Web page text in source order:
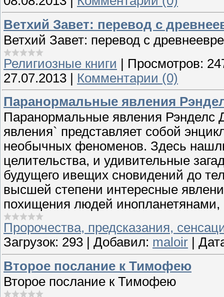
Ветхий Завет: перевод с
Ветхий Завет: перевод с
Религиозные книги | Просмотров:
27.07.2013 | Комментарии (0)
Паранормальные явления
Паранормальные явления
явления` представляет собой
необычных феноменов. Здесь
целительства, и удивительные
будущего ивещих сновидений до
высшей степени интересные
похищения людей инопланетянами,
Пророчества, предсказания,
Загрузок: 293 Добавил: maloir
Второе послание к Тимофею
Второе послание к Тимофею